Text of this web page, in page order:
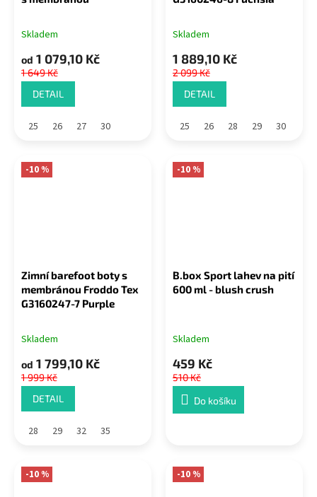
Skladem
od 1 079,10 Kč
1 649 Kč
DETAIL
25 26 27 30
Skladem
1 889,10 Kč
2 099 Kč
DETAIL
25 26 28 29 30
-10 %
Zimní barefoot boty s
membránou Froddo Tex
G3160247-7 Purple
Skladem
od 1 799,10 Kč
1 999 Kč
DETAIL
28 29 32 35
-10 %
B.box Sport lahev na pití
600 ml - blush crush
Skladem
459 Kč
510 Kč
Do košíku
-10 % -10 %